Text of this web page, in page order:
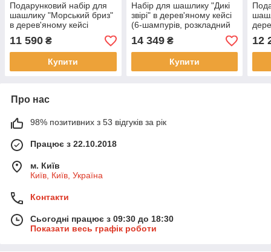
Подарунковий набір для
шашлику "Морський бриз"
в дерев'яному кейсі
(шампура, бронзові чарки,
ніж, виделка)
11 590 ₴
Купити
Набір для шашлику "Дикі
звірі" в дерев'яному кейсі
(6-шампурів, розкладний
мангал, чарки, ніж)
14 349₴
Купити
12
Про нас
98% позитивних з 53 відгуків за рік
Працює з 22.10.2018
м. Київ
Київ, Київ, Україна
Контакти
Сьогодні працює з 09:30 до 18:30
Показати весь графік роботи